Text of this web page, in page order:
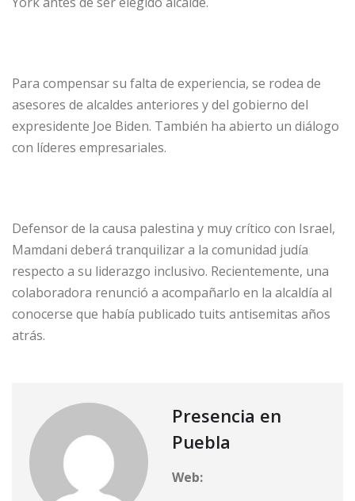
Para compensar su falta de experiencia, se rodea de
asesores de alcaldes anteriores y del gobierno del
expresidente Joe Biden. También ha abierto un diálogo
con líderes empresariales.
Defensor de la causa palestina y muy crítico con Israel,
Mamdani deberá tranquilizar a la comunidad judía
respecto a su liderazgo inclusivo. Recientemente, una
colaboradora renunció a acompañarlo en la alcaldía al
conocerse que había publicado tuits antisemitas años
atrás.
Presencia en
Puebla
Web: